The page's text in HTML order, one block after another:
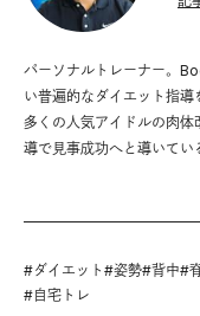
パーソナルトレーナー。
い普遍的なダイエット指導
多くの人気アイドルの肉
導で見事成功へと導いてい
#ダイエット #姿勢#背中#
#自宅トレ